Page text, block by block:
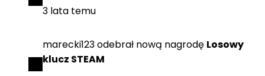
3 lata temu
marecki123odebrał nową nagrodę Losowy
klucz STEAM